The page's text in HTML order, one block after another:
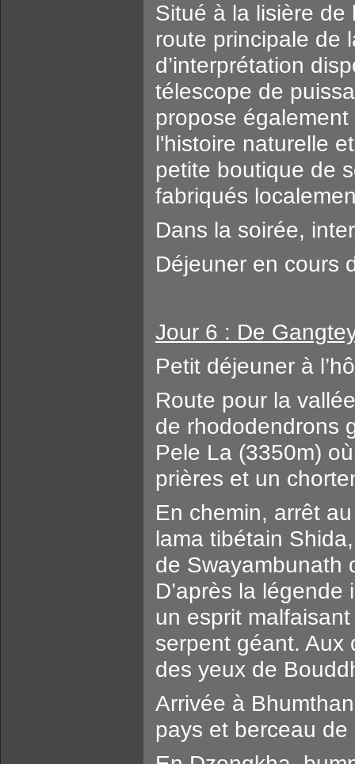
Situé à la lisière
route principale de
d’interprétation
télescope de
propose
l'histoire naturelle
petite boutique de
fabriqués
Dans la soirée,
Déjeuner en cours
Jour 6 : De
Petit déjeuner à
Route pour la
de rhododendrons
Pele La (3350m)
prières et un
En chemin, arrêt
lama tibétain
de Swayambunath
D’après la
un esprit
serpent géant. Aux
des yeux de
Arrivée à
pays et berceau